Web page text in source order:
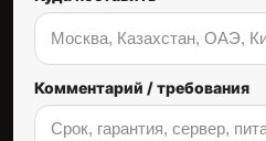
Комментарий / требования